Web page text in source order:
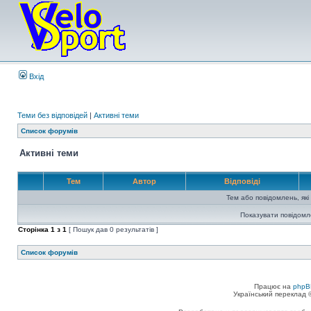
Вхід
Теми без відповідей | Активні теми
Список форумів
Активні теми
Тем Автор Відповіді
Тем або повідомлень,
Показувати
Сторінка 1 з 1 [ Пошук дав 0 результатів ]
Список форумів
Працює на
Український